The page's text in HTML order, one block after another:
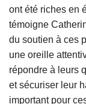
ont été riches en
témoigne
du soutien à ces
une oreille
répondre à leurs
et sécuriser leur
important pour